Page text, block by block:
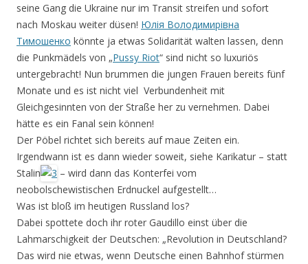
seine Gang die Ukraine nur im Transit streifen und sofort
nach Moskau weiter düsen! Юлія Володимирівна
Тимошенко könnte ja etwas Solidarität walten lassen, denn
die Punkmädels von „Pussy Riot“ sind nicht so luxuriös
untergebracht! Nun brummen die jungen Frauen bereits fünf
Monate und es ist nicht viel Verbundenheit mit
Gleichgesinnten von der Straße her zu vernehmen. Dabei
hätte es ein Fanal sein können!
Der Pöbel richtet sich bereits auf maue Zeiten ein.
Irgendwann ist es dann wieder soweit, siehe Karikatur – statt
Stalin
– wird dann das Konterfei vom
neobolschewistischen Erdnuckel aufgestellt…
Was ist bloß im heutigen Russland los?
Dabei spottete doch ihr roter Gaudillo einst über die
Lahmarschigkeit der Deutschen: „Revolution in Deutschland?
Das wird nie etwas, wenn Deutsche einen Bahnhof stürmen